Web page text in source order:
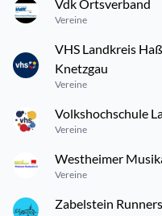
Vdk Ortsverband
Vereine
VHS Landkreis
Knetzgau
Vereine
Volkshochschule
Vereine
Westheimer
Vereine
Zabelstein Runners